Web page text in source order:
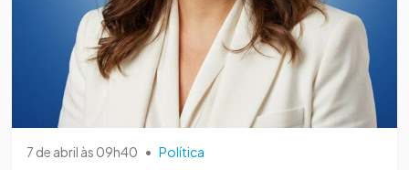
7 de abril às 09h40 • Política